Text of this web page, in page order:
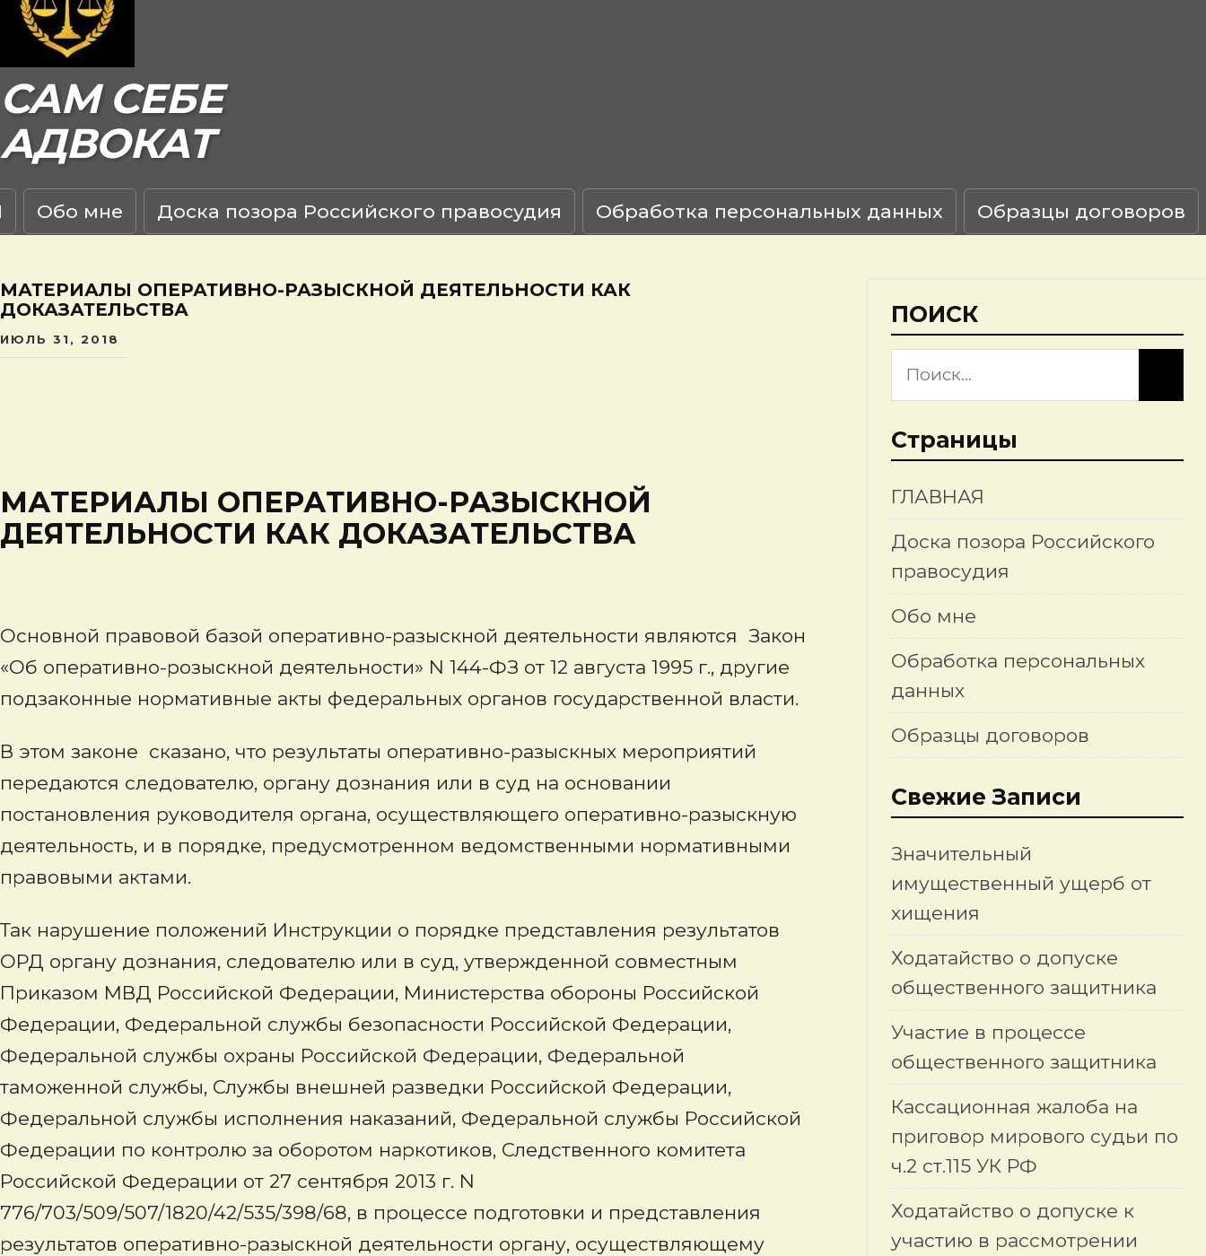
САМ СЕБЕ
АДВОКАТ
Обо мне Доска позора Российского правосудия Обработка персональных данных Образцы договоров
МАТЕРИАЛЫ ОПЕРАТИВНО-РАЗЫСКНОЙ ДЕЯТЕЛЬНОСТИ КАК
ДОКАЗАТЕЛЬСТВА
ИЮЛЬ 31, 2018
МАТЕРИАЛЫ ОПЕРАТИВНО-РАЗЫСКНОЙ
ДЕЯТЕЛЬНОСТИ КАК ДОКАЗАТЕЛЬСТВА
Основной правовой базой оперативно-разыскной деятельности являются Закон
«Об оперативно-розыскной деятельности» N 144-ФЗ от 12 августа 1995 г., другие
подзаконные нормативные акты федеральных органов государственной власти.
В этом законе сказано, что результаты оперативно-разыскных мероприятий
передаются следователю, органу дознания или в суд на основании
постановления руководителя органа, осуществляющего оперативно-разыскную
деятельность, и в порядке, предусмотренном ведомственными нормативными
правовыми актами.
Так нарушение положений Инструкции о порядке представления результатов
ОРД органу дознания, следователю или в суд, утвержденной совместным
Приказом МВД Российской Федерации, Министерства обороны Российской
Федерации, Федеральной службы безопасности Российской Федерации,
Федеральной службы охраны Российской Федерации, Федеральной
таможенной службы, Службы внешней разведки Российской Федерации,
Федеральной службы исполнения наказаний, Федеральной службы Российской
Федерации по контролю за оборотом наркотиков, Следственного комитета
Российской Федерации от 27 сентября 2013 г. N
776/703/509/507/1820/42/535/398/68, в процессе подготовки и представления
результатов оперативно-разыскной деятельности органу, осуществляющему
ПОИСК
Страницы
ГЛАВНАЯ
Доска позора Российского
правосудия
Обо мне
Обработка персональных
данных
Образцы договоров
Свежие Записи
Значительный
имущественный ущерб от
хищения
Ходатайство о допуске
общественного защитника
Участие в процессе
общественного защитника
Кассационная жалоба на
приговор мирового судьи по
ч.2 ст.115 УК РФ
Ходатайство о допуске к
участию в рассмотрении